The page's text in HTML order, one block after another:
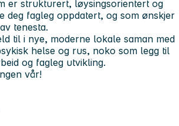
er strukturert, løysingsorientert og
deg fagleg oppdatert, og som ønskjer
tenesta.
til i nye, moderne lokale saman med
helse og rus, noko som legg til
og fagleg utvikling.
vår!